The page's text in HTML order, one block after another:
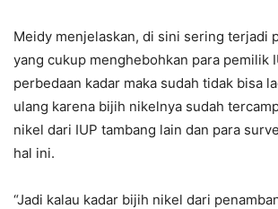
Meidy menjelaskan, di sini sering terjadi
yang cukup menghebohkan para pemilik
perbedaan kadar maka sudah tidak bisa
ulang karena bijih nikelnya sudah
nikel dari IUP tambang lain dan para
hal ini.
“Jadi kalau kadar bijih nikel dari